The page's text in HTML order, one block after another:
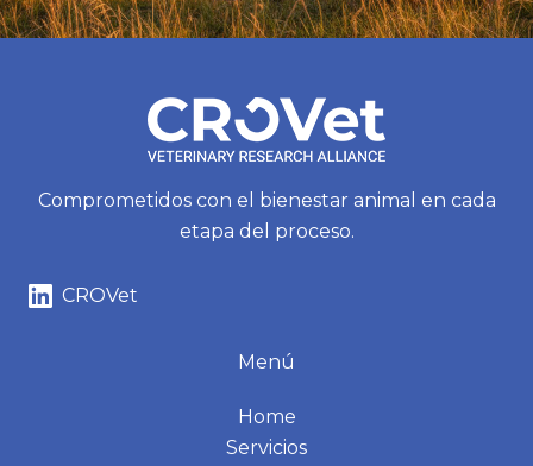
Comprometidos con el bienestar animal en cada
etapa del proceso.
CROVet
Menú
Home
Servicios